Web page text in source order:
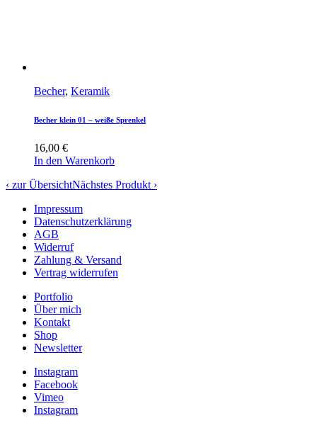
Becher, Keramik
Becher klein 01 – weiße Sprenkel
16,00 €
In den Warenkorb
‹ zur ÜbersichtNächstes Produkt ›
Impressum
Datenschutzerklärung
AGB
Widerruf
Zahlung & Versand
Vertrag widerrufen
Portfolio
Über mich
Kontakt
Shop
Newsletter
Instagram
Facebook
Vimeo
Instagram